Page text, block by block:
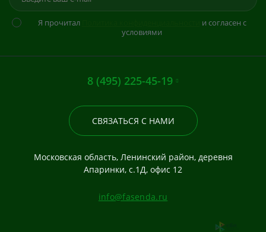
Я прочитал
и согласен с
условиями
8 (495) 225-45-19
СВЯЗАТЬСЯ С НАМИ
Московская область, Ленинский район, деревня
Апаринки, с.1Д, офис 12
info@fasenda.ru